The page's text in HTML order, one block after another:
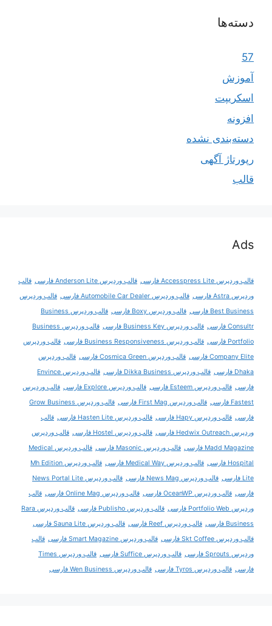
دسته‌ها
57
آموزش
اسکریپت
افزونه
دسته‌بندی نشده
رپورتاژ آگهی
قالب
Ads
قالب وردپرس Accesspress Lite فارسی قالب وردپرس Anderson Lite فارسی
قالب
وردپرس Astra فارسی
قالب وردپرس Automobile Car Dealer فارسی
قالب وردپرس
Best Business فارسی
قالب وردپرس Boxy فارسی
قالب وردپرس Business
Consultr فارسی
قالب وردپرس Business Key فارسی
قالب وردپرس Business
Portfolio فارسی
قالب وردپرس Business Responsiveness فارسی
قالب وردپرس
Company Elite فارسی
قالب وردپرس Cosmica Green فارسی
قالب وردپرس
Dhaka فارسی
قالب وردپرس Dikka Business فارسی
قالب وردپرس Envince
فارسی قالب وردپرس Esteem فارسی قالب وردپرس Explore فارسی
قالب وردپرس
Fastest فارسی
قالب وردپرس First Mag فارسی
قالب وردپرس Grow Business
فارسی قالب وردپرس Hapy فارسی قالب وردپرس Hasten Lite فارسی
قالب
وردپرس Hedwix Outreach فارسی
قالب وردپرس Hostel فارسی
قالب وردپرس
Madd Magazine فارسی
قالب وردپرس Masonic فارسی
قالب وردپرس Medical
Hospital فارسی
قالب وردپرس Medical Way فارسی
قالب وردپرس Mh Edition
Lite فارسی
قالب وردپرس News Mag فارسی
قالب وردپرس News Portal Lite
فارسی قالب وردپرس OceanWP فارسی قالب وردپرس Online Mag فارسی
قالب
وردپرس Portfolio Web فارسی
قالب وردپرس Publisho فارسی
قالب وردپرس Rara
Business فارسی
قالب وردپرس Reef فارسی
قالب وردپرس Sauna Lite فارسی
قالب وردپرس Skt Coffee فارسی
قالب وردپرس Smart Magazine فارسی
قالب
وردپرس Sprouts فارسی
قالب وردپرس Suffice فارسی
قالب وردپرس Times
فارسی قالب وردپرس Tyros فارسی قالب وردپرس Wen Business فارسی